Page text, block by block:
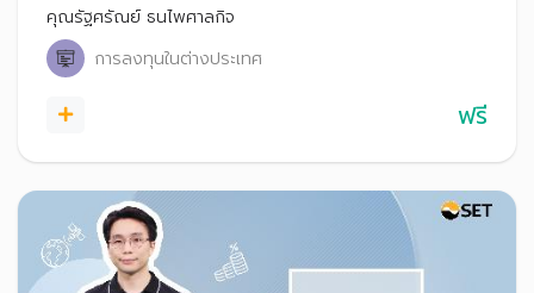
คุณรัฐศรัณย์ ธนไพศาลกิจ
การลงทุนในต่างประเทศ
ฟรี